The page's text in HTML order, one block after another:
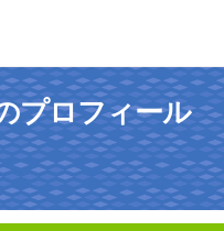
プロフィール